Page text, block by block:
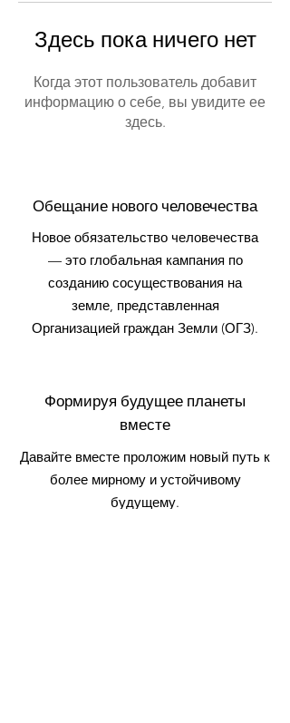
Здесь пока ничего нет
Когда этот пользователь добавит
информацию о себе, вы увидите ее
здесь.
Обещание нового человечества
Новое обязательство человечества
— это глобальная кампания по
созданию сосуществования на
земле, представленная
Организацией граждан Земли (ОГЗ).
Формируя будущее планеты
вместе
Давайте вместе проложим новый путь к
более мирному и устойчивому
будущему.